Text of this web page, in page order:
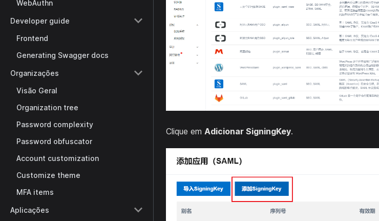
WebAuthn
Developer guide
Frontend
Generating Swagger docs
Organizações
Visão Geral
Organization tree
Password complexity
Password obfuscator
Account customization
Customize theme
MFA items
Aplicações
Clique em Adicionar SigningKey.